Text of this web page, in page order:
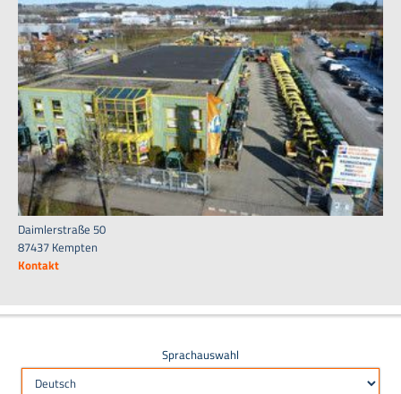
Daimlerstraße 50
87437 Kempten
Kontakt
Sprachauswahl